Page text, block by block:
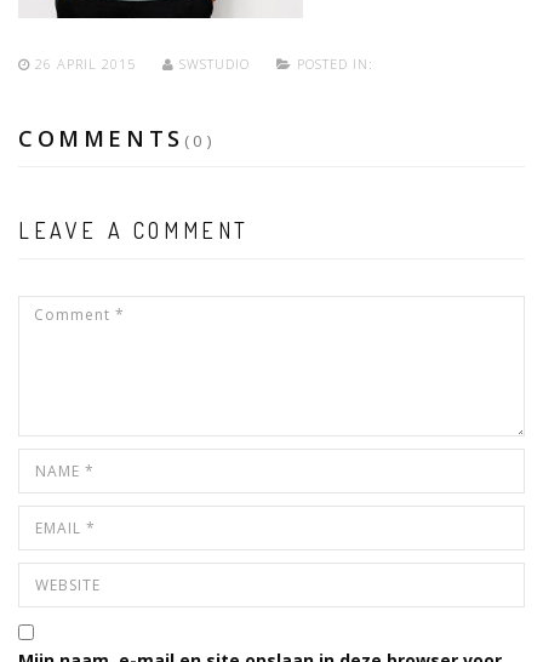
26 APRIL 2015 SWSTUDIO POSTED IN:
COMMENTS (0)
LEAVE A COMMENT